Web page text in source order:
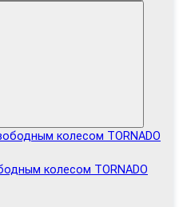
колесом TORNADO